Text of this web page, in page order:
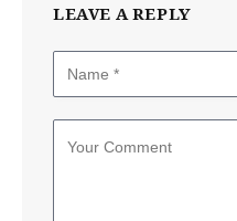
LEAVE A REPLY